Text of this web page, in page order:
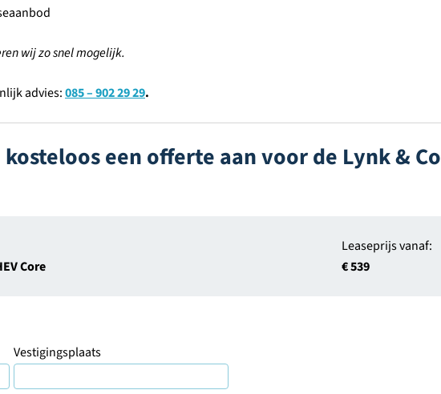
wij zo snel mogelijk.
advies:085 – 902 29 29.
een offerte aan voor de Lynk & Co
Core
Leaseprijs vanaf:
€ 539
Vestigingsplaats